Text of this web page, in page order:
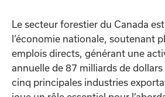
Le secteur forestier du Canada
l’économie nationale, soutenant
emplois directs, générant une
annuelle de 87 milliards de dollars
cinq principales industries